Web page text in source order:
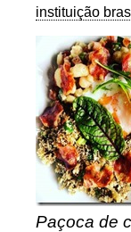
instituição
Paçoca de